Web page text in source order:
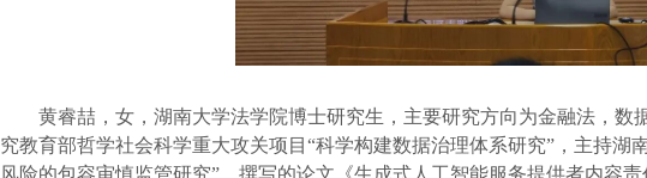
黄睿喆，女，湖南大学法学院博士研究生，主要研究方向为金融法，数
究教育部哲学社会科学重大攻关项目“科学构建数据治理体系研究”，主持湖
风险的包容审慎监管研究”。撰写的论文《生成式人工智能服务提供者内容